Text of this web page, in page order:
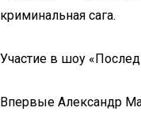
криминальная сага.
Участие в шоу
Впервые Александр